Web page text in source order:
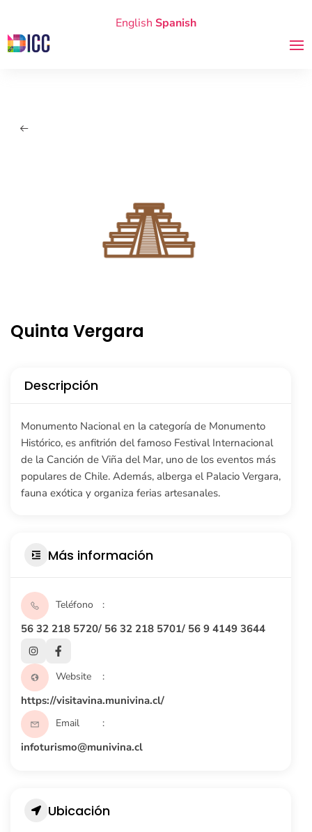
English Spanish
Quinta Vergara
Descripción
Monumento Nacional en la categoría de Monumento
Histórico, es anfitrión del famoso Festival Internacional
de la Canción de Viña del Mar, uno de los eventos más
populares de Chile. Además, alberga el Palacio Vergara,
fauna exótica y organiza ferias artesanales.
Más información
Teléfono
56 32 218 5720/ 56 32 218 5701/ 56 9 4149 3644
Website
https://visitavina.munivina.cl/
Email
infoturismo@munivina.cl
Ubicación